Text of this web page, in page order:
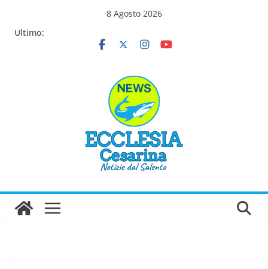
8 Agosto 2026
Ultimo: